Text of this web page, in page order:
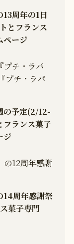
周年の1日
とフランス
ページ
チ・ラパ
プチ・ラパ
の予定(2/12-
ランス菓子
ジ
12周年感謝
14周年感謝祭
菓子専門